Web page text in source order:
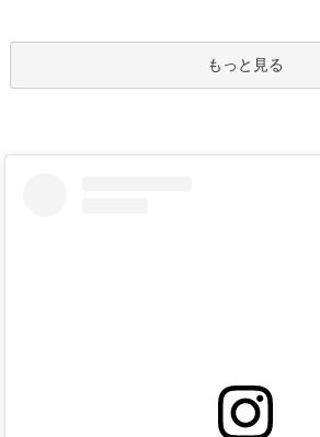
もっと見る